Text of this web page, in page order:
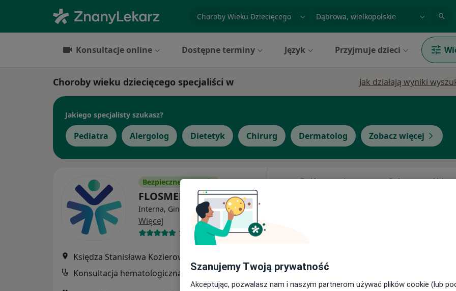
Konsultacje online Dostępne terminy Język Przyjmuje dzieci
Choroby wieku dziecięcego specjaliści w Jak działają wyniki
Jakiego specjalisty szukasz?
Pediatra Alergolog Dietetyk Chirurg Dermatolog Zobacz więcej
Bezpieczne płatności
FLOSMED
Interna, Ginekologia, Urologia·
Więcej
7382 opinie
Konsultacja hematologiczna
300 zł
Dziś Jutro Sob, Ndz,
Szanujemy Twoją prywatność
Akceptując, pozwalasz nam i naszym partnerom używać plików cookie (lub